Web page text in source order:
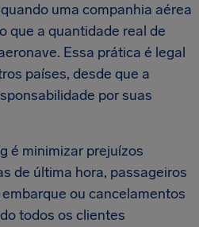
uma companhia aérea
que a quantidade real de
Essa prática é legal
países, desde que a
por suas
é minimizar prejuízos
de última hora, passageiros
ou cancelamentos
todos os clientes